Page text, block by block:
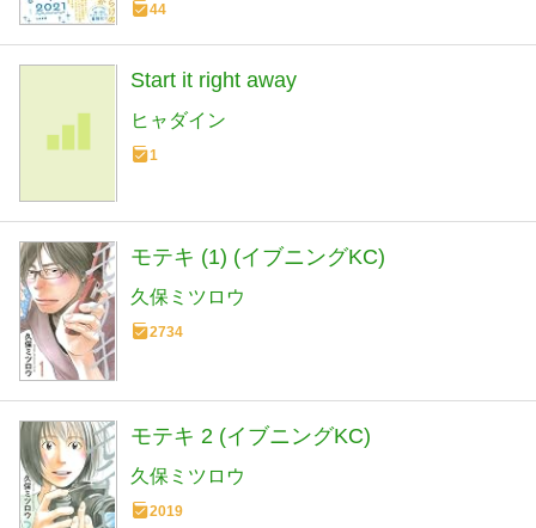
44
Start it right away
ヒャダイン
1
モテキ (1) (イブニングKC)
久保ミツロウ
2734
モテキ 2 (イブニングKC)
久保ミツロウ
2019